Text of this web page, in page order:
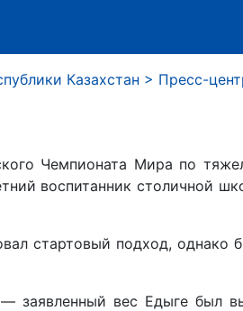
Казахстан > Пресс-
Чемпионата Мира по
воспитанник столичной
стартовый подход,
заявленный вес Едыге был